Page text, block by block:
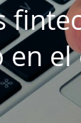
en